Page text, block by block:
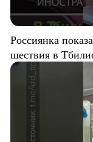
Россиянка
шествия в